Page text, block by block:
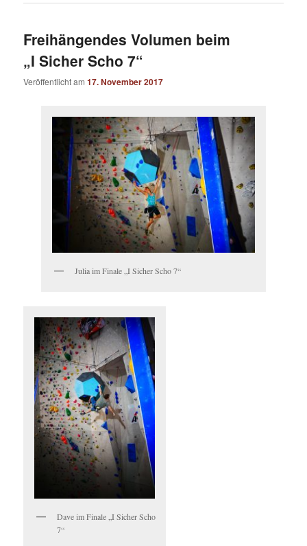
Freihängendes Volumen beim
„I Sicher Scho 7“
Veröffentlicht am17. November 2017
Julia im Finale „I Sicher Scho 7“
Dave im Finale „I Sicher Scho
7“